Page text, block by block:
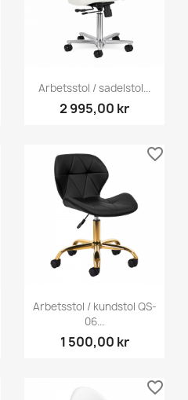
Arbetsstol / sadelstol...
2 995,00 kr
Arbetsstol / kundstol QS-
06...
1 500,00 kr
favorite_border
favorite_border